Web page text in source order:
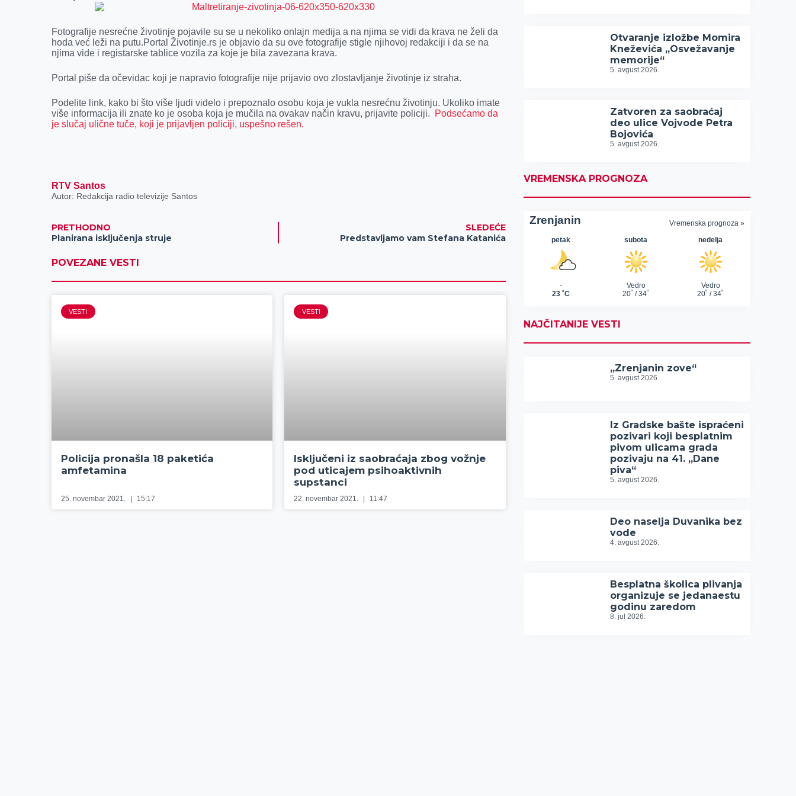
o
r
Fotografije nesrećne životinje pojavile su se u nekoliko onlajn medija a na njima se vidi da krava ne želi da
hoda već leži na putu.Portal Životinje.rs je objavio da su ove fotografije stigle njihovoj redakciji i da se na
njima vide i registarske tablice vozila za koje je bila zavezana krava.
Portal piše da očevidac koji je napravio fotografije nije prijavio ovo zlostavljanje životinje iz straha.
Podelite link, kako bi što više ljudi videlo i prepoznalo osobu koja je vukla nesrećnu životinju. Ukoliko imate
više informacija ili znate ko je osoba koja je mučila na ovakav način kravu, prijavite policiji.
Podsećamo da
je slučaj ulične tuče, koji je prijavljen policiji, uspešno rešen.
RTV Santos
Autor: Redakcija radio televizije Santos
PRETHODNO
Planirana isključenja struje
SLEDEĆE
Predstavljamo vam Stefana Katanića
POVEZANE VESTI
VESTI
Policija pronašla 18 paketića
amfetamina
25. novembar 2021. 15:17
VESTI
Isključeni iz saobraćaja zbog vožnje
pod uticajem psihoaktivnih
supstanci
22. novembar 2021. 11:47
Otvaranje izložbe Momira
Kneževića „Osvežavanje
memorije“
5. avgust 2026.
Zatvoren za saobraćaj
deo ulice Vojvode Petra
Bojovića
5. avgust 2026.
VREMENSKA PROGNOZA
NAJČITANIJE VESTI
„Zrenjanin zove“
5. avgust 2026.
Iz Gradske bašte ispraćeni
pozivari koji besplatnim
pivom ulicama grada
pozivaju na 41. „Dane
piva“
5. avgust 2026.
Deo naselja Duvanika bez
vode
4. avgust 2026.
Besplatna školica plivanja
organizuje se jedanaestu
godinu zaredom
8. jul 2026.